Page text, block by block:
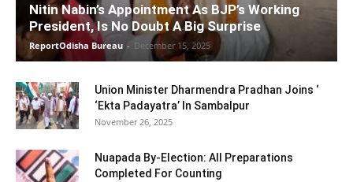
Nitin Nabin’s Appointment As BJP’s Working
President, Is No Doubt A Big Surprise
ReportOdisha Bureau - December 15, 2025
Union Minister Dharmendra Pradhan Joins ‘
‘Ekta Padayatra’ In Sambalpur
November 26, 2025
Nuapada By-Election: All Preparations
Completed For Counting